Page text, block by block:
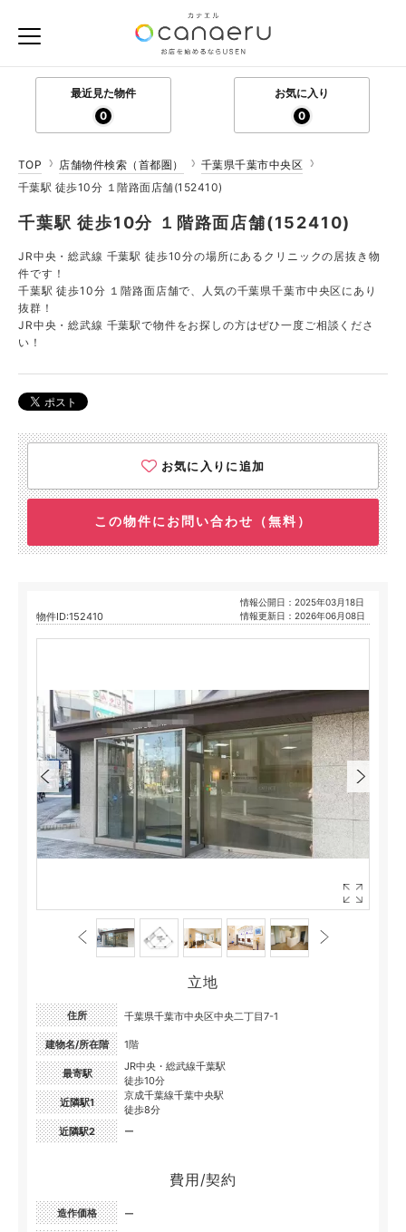
最近見た物件
0
お気に入り
0
TOP 店舗物件検索（首都圏）
千葉県千葉市中央区
千葉駅 徒歩10分 １階路面店舗(152410)
千葉駅 徒歩10分 １階路面店舗(152410)
JR中央・総武線 千葉駅 徒歩10分の場所にあるクリニックの居抜き物
件です！
千葉駅 徒歩10分 １階路面店舗で、人気の千葉県千葉市中央区にあり
抜群！
JR中央・総武線 千葉駅で物件をお探しの方はぜひ一度ご相談くださ
い！
お気に入りに追加
この物件にお問い合わせ（無料）
物件ID:152410
情報公開日：2025年03月18日
情報更新日：2026年06月08日
立地
住所 千葉県千葉市中央区中央二丁目7-1
建物名/所在階 1階
最寄駅
JR中央・総武線千葉駅
徒歩10分
近隣駅1
京成千葉線千葉中央駅
徒歩8分
近隣駅2
ー
費用/契約
造作価格 ー